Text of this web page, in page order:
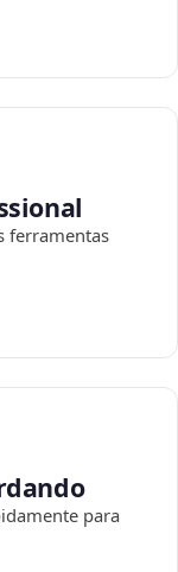
ferramentas
para